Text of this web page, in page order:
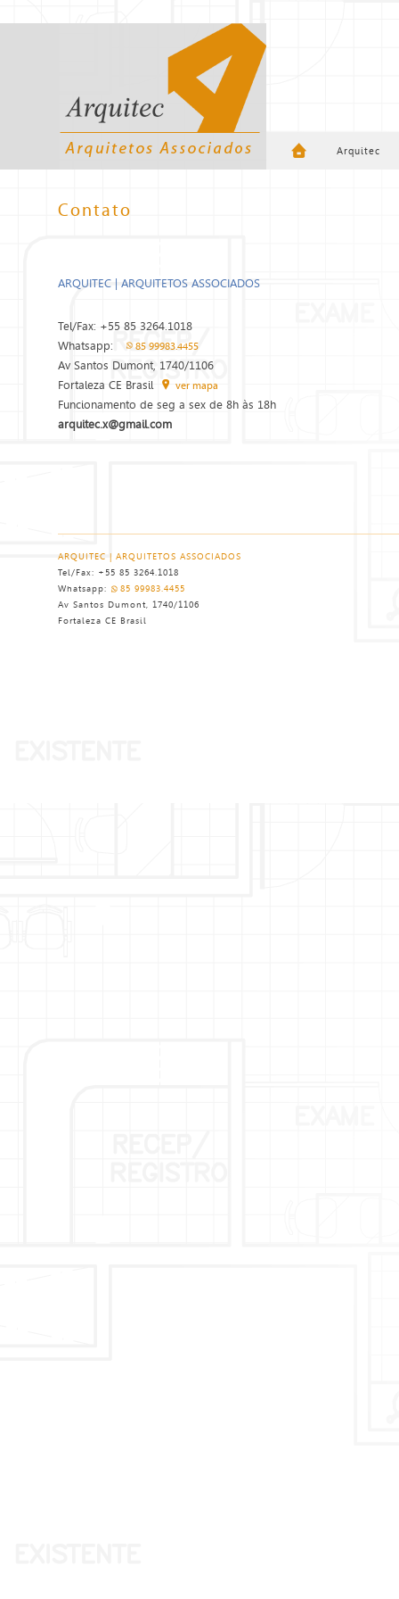
Arquitec
Contato
ARQUITEC | ARQUITETOS ASSOCIADOS
Tel/Fax: +55 85 3264.1018
Whatsapp:
85 99983.4455
Av Santos Dumont, 1740/1106
Fortaleza CE Brasil
ver mapa
Funcionamento de seg a sex de 8h às 18h
arquitec.x@gmail.com
ARQUITEC | ARQUITETOS ASSOCIADOS
Tel/Fax: +55 85 3264.1018
Whatsapp:
85 99983.4455
Av Santos Dumont, 1740/1106
Fortaleza CE Brasil